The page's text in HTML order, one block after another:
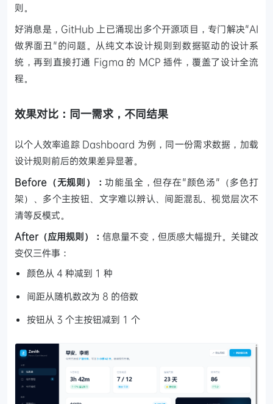
则。
好消息是，GitHub 上已涌现出多个开源项目，专门解决"AI
做界面丑"的问题。从纯文本设计规则到数据驱动的设计系
统，再到直接打通 Figma 的 MCP 插件，覆盖了设计全流
程。
效果对比：同一需求，不同结果
以个人效率追踪 Dashboard 为例，同一份需求数据，加载
设计规则前后的效果差异显著。
Before（无规则）：功能虽全，但存在"颜色汤"（多色打
架）、多个主按钮、文字难以辨认、间距混乱、视觉层次不
清等反模式。
After（应用规则）：信息量不变，但质感大幅提升。关键改
变仅三件事：
颜色从 4 种减到 1 种
间距从随机数改为 8 的倍数
按钮从 3 个主按钮减到 1 个